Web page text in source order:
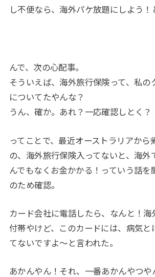
し不便なら、海外パケ放題にしよう！
んで、次の心配事。
そういえば、海外旅行保険って、私の
についてたやんな？
うん、確か。あれ？一応確認しとく？
ってことで、最近オーストラリアから
の、海外旅行保険入ってないと、海外
んでもなくお金かかる！っていう話を
のため確認。
カード会社に電話したら、なんと！海
付帯やけど、このカードには、病気と
てないですよ～と言われた。
あかんやん！それ、一番あかんやつや